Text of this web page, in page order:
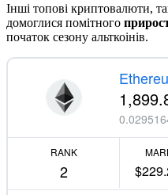
Інші топові криптовалюти,
домоглися помітного
початок сезону альткоінів.
RANK
2